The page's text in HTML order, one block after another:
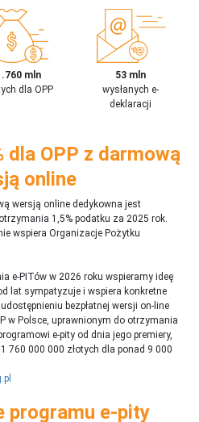
mln
dla OPP
53 mln
wysłanych e-
deklaracji
OPP z darmową
online
wersją online dedykowna jest
1,5% podatku za 2025 rok.
wspiera Organizacje Pożytku
e-PITów w 2026 roku wspieramy ideę
lat sympatyzuje i wspiera konkretne
bezpłatnej wersji on-line
w Polsce, uprawnionym do otrzymania
e-pity od dnia jego premiery,
760 000 000 złotych dla ponad 9 000
programu e-pity